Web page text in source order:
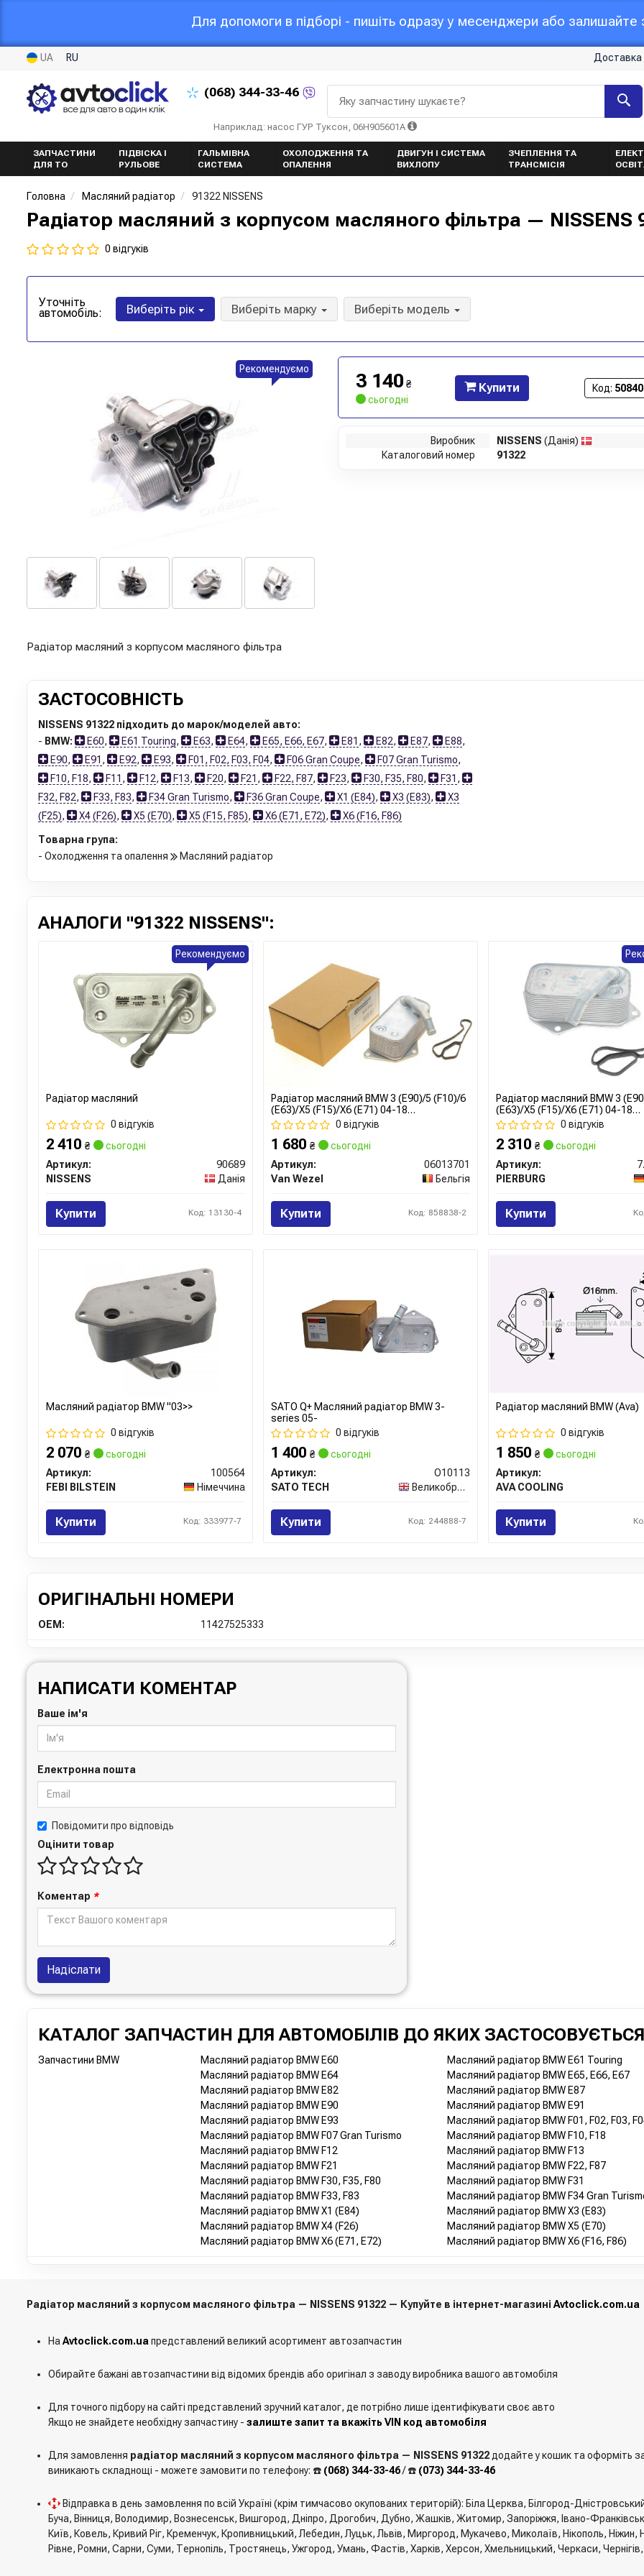
Для допомоги в підборі - пишіть одразу у месенджери або залишайте
UA RU Доставка
(068) 344-33-46
Яку запчастину шукаєте?
Наприклад: насос ГУР Туксон, 06H905601A
ЗАПЧАСТИНИ
ДЛЯ ТО
ПІДВІСКА І
РУЛЬОВЕ
ГАЛЬМІВНА
СИСТЕМА
ОХОЛОДЖЕННЯ ТА
ОПАЛЕННЯ
ДВИГУН І СИСТЕМА
ВИХЛОПУ
ЗЧЕПЛЕННЯ ТА
ТРАНСМІСІЯ
Головна Масляний радіатор 91322 NISSENS
Радіатор масляний з корпусом масляного фільтра — NISSENS
0 відгуків
Уточніть
автомобіль: Виберіть рік Виберіть марку Виберіть модель
Рекомендуємо
3 140 ₴
сьогодні
Купити Код:
Виробник NISSENS (Данія)
Каталоговий номер
91322
Радіатор масляний з корпусом масляного фільтра
ЗАСТОСОВНІСТЬ
NISSENS 91322 підходить до марок/моделей авто:
- BMW: E60, E61 Touring, E63, E64, E65, E66, E67, E81 , E82, E87, E88,
E90, E91 , E92, E93, F01, F02, F03, F04, F06 Gran Coupe, F07 Gran Turismo,
F10, F18, F11 , F12, F13, F20, F21 , F22, F87, F23, F30, F35, F80, F31 ,
F32, F82, F33, F83, F34 Gran Turismo, F36 Gran Coupe, X1 (E84), X3 (E83),
X3
(F25), X4 (F26), X5 (E70), X5 (F15, F85), X6 (E71, E72), X6 (F16, F86)
Товарна група:
- Охолодження та опалення
Масляний радіатор
АНАЛОГИ "91322 NISSENS":
Радіатор масляний
0 відгуків
2 410 ₴
сьогодні
Артикул:
90689
NISSENS
Данія
Купити Код: 13130-4
Рекомендуємо
Радіатор масляний BMW 3 (E90)/5 (F10)/6
(E63)/X5 (F15)/X6 (E71) 04-18
B48/N20/N26/N52/N53/N55
0 відгуків
1 680 ₴
сьогодні
Артикул:
06013701
Van Wezel
Бельгія
Купити Код: 858838-2
Радіатор масляний BMW 3
(E63)/X5 (F15)/X6 (E71) 04-18
B48/N20/N26/N52/N53/N55
0 відгуків
2 310 ₴
сьогодні
Артикул:
PIERBURG
Купити
Масляний радіатор BMW "03>>
0 відгуків
2 070 ₴
сьогодні
Артикул:
100564
FEBI BILSTEIN
Німеччина
Купити Код: 333977-7
SATO Q+ Масляний радіатор BMW 3-
series 05-
0 відгуків
1 400 ₴
сьогодні
Артикул:
O10113
SATO TECH
Великобританія
Купити Код: 244888-7
Радіатор масляний BMW (Ava)
0 відгуків
1 850 ₴
сьогодні
Артикул:
AVA COOLING
Купити
ОРИГІНАЛЬНІ НОМЕРИ
OEM: 11427525333
НАПИСАТИ КОМЕНТАР
Ваше ім'я
Електронна пошта
Повідомити про відповідь
Оцінити товар
Коментар *
Надіслати
КАТАЛОГ ЗАПЧАСТИН ДЛЯ АВТОМОБІЛІВ ДО ЯКИХ
Запчастини BMW Масляний радіатор BMW E60 Масляний радіатор BMW E61 Touring
Масляний радіатор BMW E64
Масляний радіатор BMW E65, E66, E67
Масляний радіатор BMW E82
Масляний радіатор BMW E87
Масляний радіатор BMW E90
Масляний радіатор BMW E91
Масляний радіатор BMW E93
Масляний радіатор BMW F01, F02, F03,
Масляний радіатор BMW F07 Gran Turismo
Масляний радіатор BMW F10, F18
Масляний радіатор BMW F12
Масляний радіатор BMW F13
Масляний радіатор BMW F21
Масляний радіатор BMW F22, F87
Масляний радіатор BMW F30, F35, F80
Масляний радіатор BMW F31
Масляний радіатор BMW F33, F83
Масляний радіатор BMW F34 Gran
Масляний радіатор BMW X1 (E84)
Масляний радіатор BMW X3 (E83)
Масляний радіатор BMW X4 (F26)
Масляний радіатор BMW X5 (E70)
Масляний радіатор BMW X6 (E71, E72)
Масляний радіатор BMW X6 (F16, F86)
Радіатор масляний з корпусом масляного фільтра — NISSENS 91322 — Купуйте в інтернет-магазині Avtoclick.com.ua
На Avtoclick.com.ua представлений великий асортимент автозапчастин
Обирайте бажані автозапчастини від відомих брендів або оригінал з заводу виробника вашого автомобіля
Для точного підбору на сайті представлений зручний каталог, де потрібно лише ідентифікувати своє авто
Якщо не знайдете необхідну запчастину - залиште запит та вкажіть VIN код автомобіля
Для замовлення радіатор масляний з корпусом масляного фільтра — NISSENS 91322 додайте у кошик та оформіть
виникають складнощі - можете замовити по телефону: ☎️ (068) 344-33-46/ ☎️ (073) 344-33-46
Відправка в день замовлення по всій Україні (крім тимчасово окупованих територій): Біла Церква, Білгород-
Буча, Вінниця, Володимир, Вознесенськ, Вишгород, Дніпро, Дрогобич, Дубно, Жашків, Житомир, Запоріжжя, Івано-Франківськ,
Київ, Ковель, Кривий Ріг, Кременчук, Кропивницький, Лебедин, Луцьк, Львів, Миргород, Мукачево, Миколаїв, Нікополь,
Рівне, Ромни, Сарни, Суми, Тернопіль, Тростянець, Ужгород, Умань, Фастів, Харків, Херсон, Хмельницький, Черкаси,